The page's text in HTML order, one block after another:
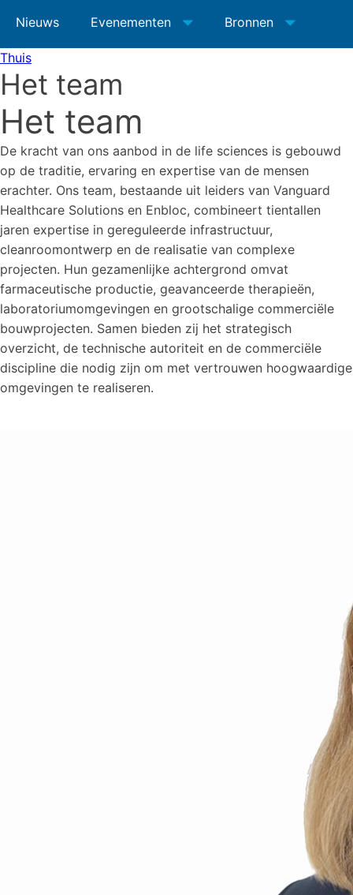
Nieuws Evenementen Bronnen
Thuis
Het team
Het team
De kracht van ons aanbod in de life sciences is gebouwd
op de traditie, ervaring en expertise van de mensen
erachter. Ons team, bestaande uit leiders van Vanguard
Healthcare Solutions en Enbloc, combineert tientallen
jaren expertise in gereguleerde infrastructuur,
cleanroomontwerp en de realisatie van complexe
projecten. Hun gezamenlijke achtergrond omvat
farmaceutische productie, geavanceerde therapieën,
laboratoriumomgevingen en grootschalige commerciële
bouwprojecten. Samen bieden zij het strategisch
overzicht, de technische autoriteit en de commerciële
discipline die nodig zijn om met vertrouwen hoogwaardige
omgevingen te realiseren.